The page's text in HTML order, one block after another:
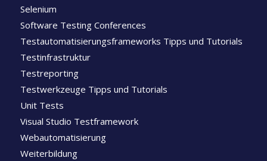
Selenium
Software Testing Conferences
Testautomatisierungsframeworks Tipps und Tutorials
Testinfrastruktur
Testreporting
Testwerkzeuge Tipps und Tutorials
Unit Tests
Visual Studio Testframework
Webautomatisierung
Weiterbildung